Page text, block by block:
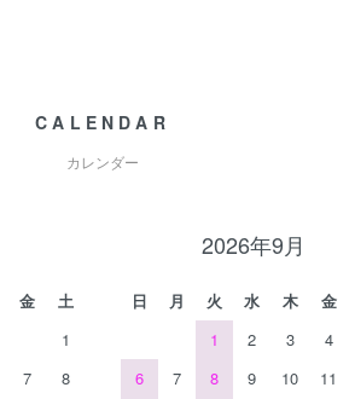
CALENDAR
カレンダー
金
土
1
7
8
2026年9月
日 月 火 水 木 金
1
2 3 4
6
7 8 9 10 11